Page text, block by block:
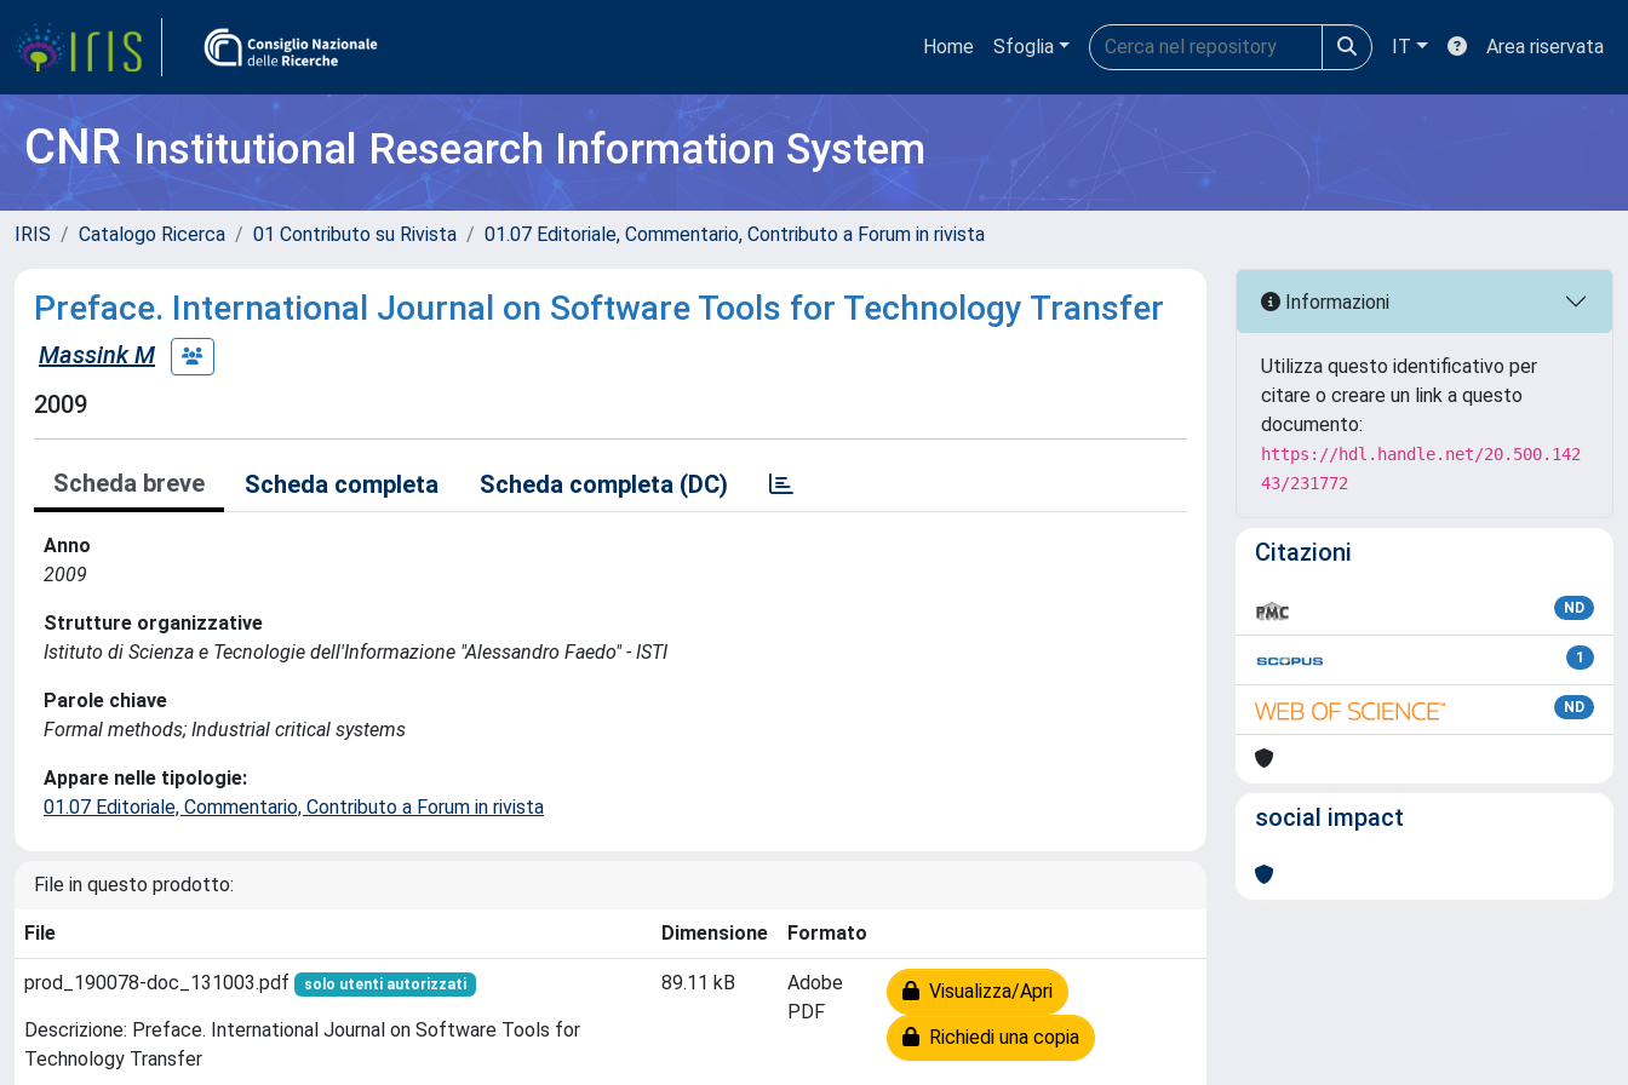
Home Sfoglia IT Area riservata
CNRInstitutional Research Information System
IRIS Catalogo Ricerca 01 Contributo su Rivista 01.07 Editoriale, Commentario, Contributo a Forum in rivista
Preface. International Journal on Software Tools for Technology Transfer
Massink M
2009
Scheda breve Scheda completa Scheda completa (DC)
Anno
2009
Strutture organizzative
Istituto di Scienza e Tecnologie dell'Informazione "Alessandro Faedo" - ISTI
Parole chiave
Formal methods; Industrial critical systems
Appare nelle tipologie:
01.07 Editoriale, Commentario, Contributo a Forum in rivista
File in questo prodotto:
File Dimensione Formato
prod_190078-doc_131003.pdf solo utenti autorizzati
Descrizione: Preface. International Journal on Software Tools for
Technology Transfer
89.11 kB
Adobe
PDF
Visualizza/Apri
Richiedi una copia
Informazioni
Utilizza questo identificativo per
citare o creare un link a questo
documento:
https://hdl.handle.net/20.500.142
43/231772
Citazioni
ND
1
ND
social impact